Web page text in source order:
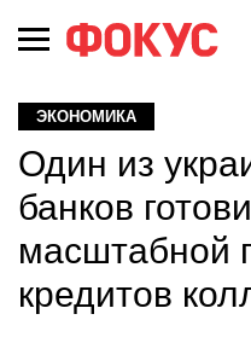
ЭКОНОМИКА
Один из
банков
масштабной
кредитов